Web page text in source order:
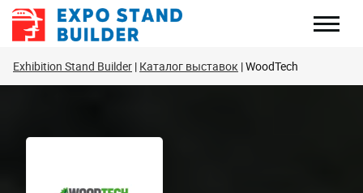
Перейти
Exhibition Stand Builder Каталог выставок WoodTech